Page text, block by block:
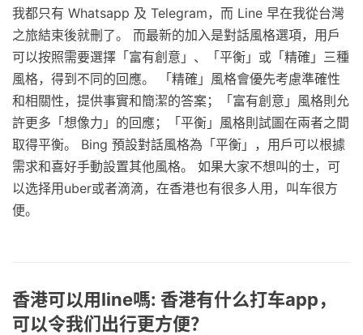
我都只有 Whatsapp 及 Telegram，而 Line 早在我從台灣
之旅結束後就刪了。 而最新的加入是對話風格選項，用戶
可以按照需要選擇「富有創意」、「平衡」或「精確」三種
風格，得到不同的回應。 「精確」風格會優先考慮準確性
和相關性，提供事實和簡潔的答案；「富有創意」風格則允
許更多「想像力」的回應；「平衡」風格則試圖在兩者之間
取得平衡。 Bing 預設對話風格為「平衡」，用戶可以根據
需求和喜好手動設置其他風格。 如果大家不想叫的士，可
以选择用uber或者滴滴，在香港也有很多人用，叫车很方
便。
香港可以用line嗎: 香港有什么打车app，
可以令我们出行更方便？